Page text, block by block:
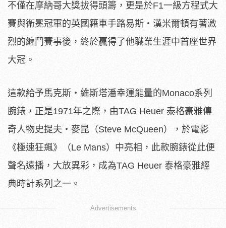
不僅在摩納哥大獎拔得頭籌，更是於F1一級方程式大
賽與衛冕冠軍的英國籍車手路易斯‧漢米爾頓有著激
烈的纏鬥賽事後，終於贏得了他職業生涯中首座世界
大冠。
這款給予馬克斯‧維斯塔潘幸運能量的Monaco系列
腕錶，正是1971年之際，由TAG Heuer 泰格豪雅傳
奇人物史提夫‧麥昆（Steve McQueen），於電影
《極速狂飆》（Le Mans）中亮相，此款腕錶從此便
聲名遠播，大放異彩，成為TAG Heuer 泰格豪雅經
典時計系列之一。
Advertisements